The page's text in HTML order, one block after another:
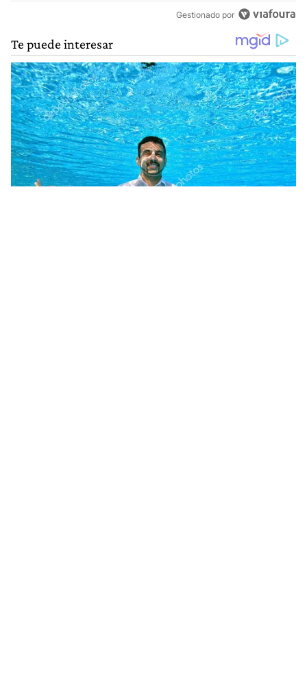
Gestionado por